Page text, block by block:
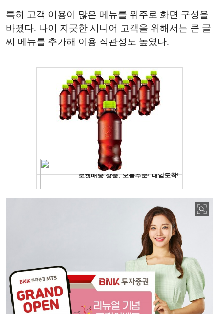
특히 고객 이용이 많은 메뉴를 위주로 화면 구성을
바꿨다. 나이 지긋한 시니어 고객을 위해서는 큰 글
씨 메뉴를 추가해 이용 직관성도 높였다.